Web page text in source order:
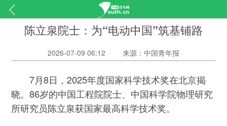
陈立泉院士：为“电动中国”筑基铺路
2026-07-09 06:12 来源：中国青年报
7月8日，2025年度国家科学技术奖在北京揭
晓。86岁的中国工程院院士、中国科学院物理研究
所研究员陈立泉获国家最高科学技术奖。